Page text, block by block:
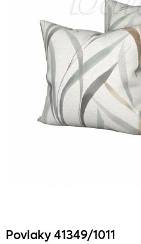
Povlaky 41349/1011